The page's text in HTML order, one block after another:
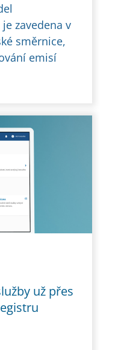
zavedena v
směrnice,
emisí
už přes